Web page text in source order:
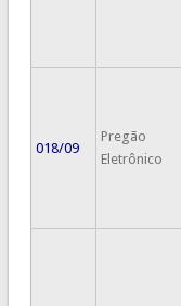
018/09
Pregão
Eletrônico